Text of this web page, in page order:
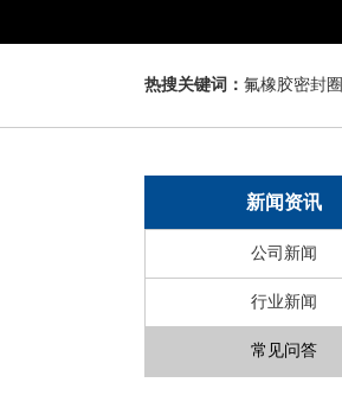
热搜关键词： 氟橡胶密封圈
新闻资讯
公司新闻
行业新闻
常见问答